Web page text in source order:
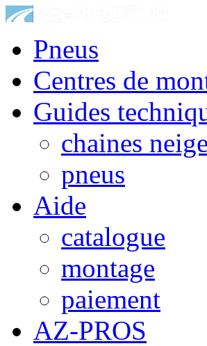
Pneus
Centres de
Guides
chaines neige
pneus
Aide
catalogue
montage
paiement
AZ-PROS